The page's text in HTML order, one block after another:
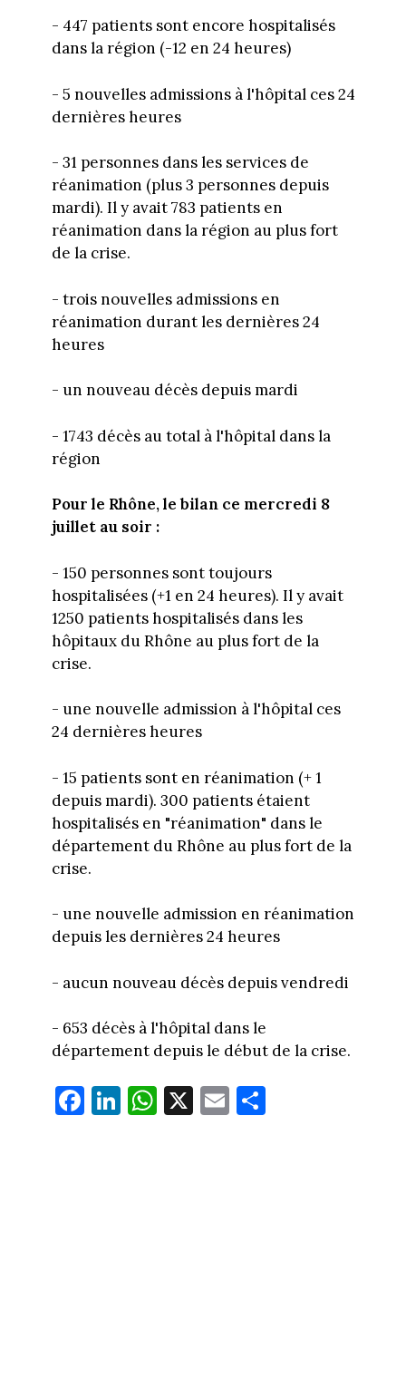
- 447 patients sont encore hospitalisés
dans la région (-12 en 24 heures)
- 5 nouvelles admissions à l'hôpital ces 24
dernières heures
- 31 personnes dans les services de
réanimation (plus 3 personnes depuis
mardi). Il y avait 783 patients en
réanimation dans la région au plus fort
de la crise.
- trois nouvelles admissions en
réanimation durant les dernières 24
heures
- un nouveau décès depuis mardi
- 1743 décès au total à l'hôpital dans la
région
Pour le Rhône, le bilan ce mercredi 8
juillet au soir :
- 150 personnes sont toujours
hospitalisées (+1 en 24 heures). Il y avait
1250 patients hospitalisés dans les
hôpitaux du Rhône au plus fort de la
crise.
- une nouvelle admission à l'hôpital ces
24 dernières heures
- 15 patients sont en réanimation (+ 1
depuis mardi). 300 patients étaient
hospitalisés en "réanimation" dans le
département du Rhône au plus fort de la
crise.
- une nouvelle admission en réanimation
depuis les dernières 24 heures
- aucun nouveau décès depuis vendredi
- 653 décès à l'hôpital dans le
département depuis le début de la crise.
Fa
ce
Li
nk
W
ha
X E
m
Pa